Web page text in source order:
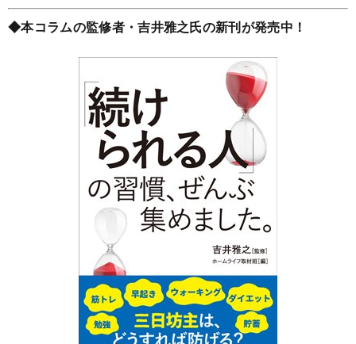
◆本コラムの監修者・吉井雅之氏の新刊が発売中！